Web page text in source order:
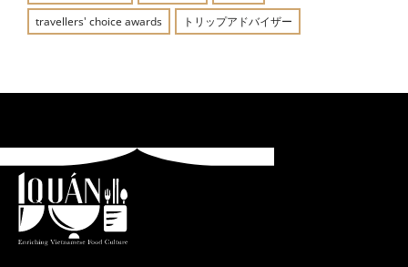
travellers' choice awards
トリップアドバイザー